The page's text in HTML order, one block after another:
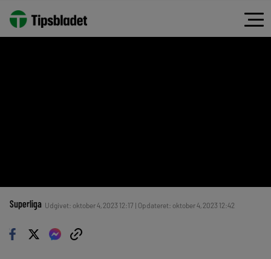
Superliga Udgivet: oktober 4, 2023 12:17 | Opdateret: oktober 4, 2023 12:42